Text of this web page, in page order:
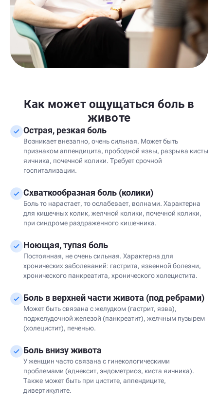
Как может ощущаться боль в
животе
Острая, резкая боль
Возникает внезапно, очень сильная. Может быть
признаком аппендицита, прободной язвы, разрыва кисты
яичника, почечной колики. Требует срочной
госпитализации.
Схваткообразная боль (колики)
Боль то нарастает, то ослабевает, волнами. Характерна
для кишечных колик, желчной колики, почечной колики,
при синдроме раздраженного кишечника.
Ноющая, тупая боль
Постоянная, не очень сильная. Характерна для
хронических заболеваний: гастрита, язвенной болезни,
хронического панкреатита, хронического холецистита.
Боль в верхней части живота (под ребрами)
Может быть связана с желудком (гастрит, язва),
поджелудочной железой (панкреатит), желчным пузырем
(холецистит), печенью.
Боль внизу живота
У женщин часто связана с гинекологическими
проблемами (аднексит, эндометриоз, киста яичника).
Также может быть при цистите, аппендиците,
дивертикулите.